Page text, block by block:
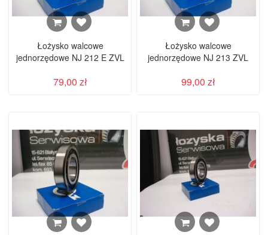
Łożysko walcowe
jednorzędowe NJ 212 E ZVL
79,00 zł
Łożysko walcowe
jednorzędowe NJ 213 ZVL
99,00 zł